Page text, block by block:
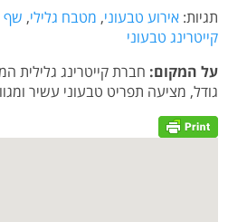
תגיות: אירוע טבעוני, מטבח גלילי, שף
קייטרינג טבעוני
על המקום: חברת קייטרינג גלילית
גודל, מציעה תפריט טבעוני עשיר